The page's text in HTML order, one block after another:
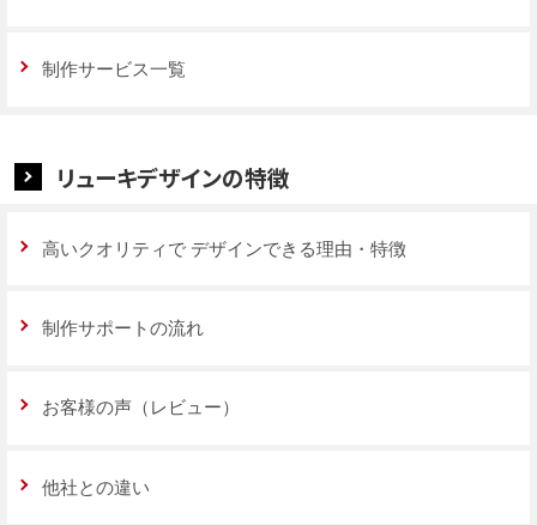
制作サービス一覧
リューキデザインの特徴
高いクオリティで デザインできる理由・特徴
制作サポートの流れ
お客様の声（レビュー）
他社との違い